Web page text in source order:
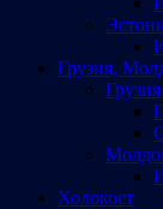
Грузия,
Грузия
Холокост